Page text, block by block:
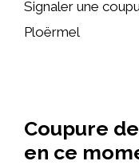
Signaler une
Ploërmel
Coupure
en ce